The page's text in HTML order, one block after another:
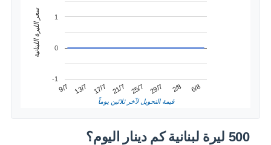
9/7 13/7 17/7 21/7 25/7 29/7 2/8 6/8
-1
0
1
قيمة التحويل لآخر ثلاثين يوماً
سعر الليرة اللبنانية
500 ليرة لبنانية كم دينار اليوم؟